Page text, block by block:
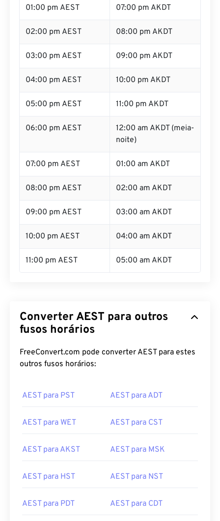
01:00 pm AEST 07:00 pm AKDT
02:00 pm AEST 08:00 pm AKDT
03:00 pm AEST 09:00 pm AKDT
04:00 pm AEST 10:00 pm AKDT
05:00 pm AEST 11:00 pm AKDT
06:00 pm AEST
12:00 am AKDT (meia-
noite)
07:00 pm AEST 01:00 am AKDT
08:00 pm AEST 02:00 am AKDT
09:00 pm AEST 03:00 am AKDT
10:00 pm AEST 04:00 am AKDT
11:00 pm AEST 05:00 am AKDT
Converter AEST para outros
fusos horários
FreeConvert.com pode converter AEST para estes
outros fusos horários:
AEST para PST AEST para ADT
AEST para WET AEST para CST
AEST para AKST AEST para MSK
AEST para HST AEST para NST
AEST para PDT AEST para CDT